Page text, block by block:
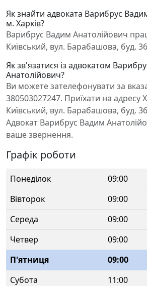
Як знайти адвоката Варибрус
м. Харків?
Варибрус Вадим Анатолійович
Київський, вул. Барабашова, буд.
Як зв'язатися із адвокатом
Анатолійович?
Ви можете зателефонувати за
380503027247. Приїхати на адресу
Київський, вул. Барабашова, буд.
Адвокат Варибрус Вадим
ваше звернення.
Графік роботи
Понеділок 09:00
Вівторок
09:00
Середа
09:00
Четвер
09:00
П'ятниця
09:00
Субота
11:00